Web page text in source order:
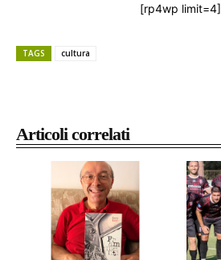
Articoli correlati
[rp4wp limit=4]
TAGS cultura